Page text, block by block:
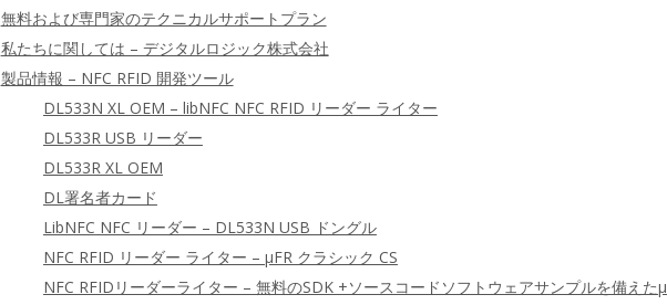
無料および専門家のテクニカルサポートプラン
私たちに関しては – デジタルロジック株式会社
製品情報 – NFC RFID 開発ツール
DL533N XL OEM – libNFC NFC RFID リーダー ライター
DL533R USB リーダー
DL533R XL OEM
DL署名者カード
LibNFC NFC リーダー – DL533N USB ドングル
NFC RFID リーダー ライター – μFR クラシック CS
NFC RFIDリーダーライター – 無料のSDK +ソースコードソフトウェアサンプルを備えた